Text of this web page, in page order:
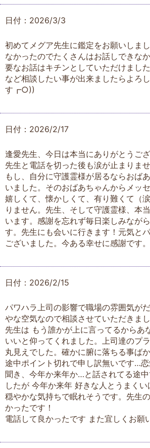
日付：2026/3/3
初めてメグア先生に鑑定をお願いしま
なかったのでたくさんはお話しできな
要なお話はキチンとしていただけまし
など相談したい事が出来ましたらよろ
す┏︎○︎))
日付：2026/2/17
逢愛先生、今日は本当にありがとうござ
先生と電話を切った後も涙が止まりませ
もし、自分に守護霊様が居るならおば
いました。そのおばあちゃんからメッ
嬉しくて、懐かしくて、有り難くて（
りません。先生、そして守護霊様、本
います。感謝を忘れず毎日楽しみなが
す。先生にも会いに行きます！元気と
ございました。今ある幸せに感謝です。
日付：2026/2/15
パワハラ上司の影響で職場の雰囲気が
やな空気なので相談させていただきまし
先生は もう誰かが上に言ってるからあ
いいと仰ってくれました。上司達のプ
丸見えでした。確かに腑に落ちる事ば
途中ポイント切れで申し訳無いです…
聞き、今年か来年か…と話されてる途
したが 今年か来年 好きな人とうまく
穏やかな気持ちで眠れそうです。先生
かったです！
電話して良かったです また宜しくお願